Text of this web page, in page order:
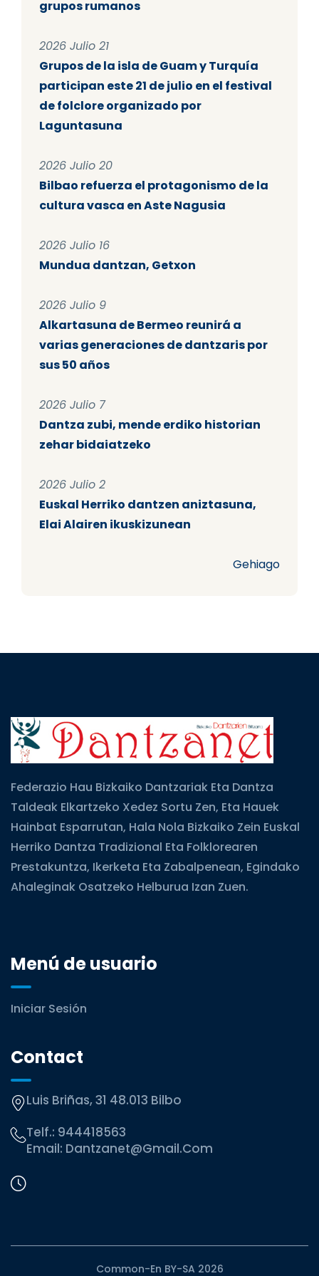
grupos rumanos
2026 Julio 21
Grupos de la isla de Guam y Turquía
participan este 21 de julio en el festival
de folclore organizado por
Laguntasuna
2026 Julio 20
Bilbao refuerza el protagonismo de la
cultura vasca en Aste Nagusia
2026 Julio 16
Mundua dantzan, Getxon
2026 Julio 9
Alkartasuna de Bermeo reunirá a
varias generaciones de dantzaris por
sus 50 años
2026 Julio 7
Dantza zubi, mende erdiko historian
zehar bidaiatzeko
2026 Julio 2
Euskal Herriko dantzen aniztasuna,
Elai Alairen ikuskizunean
Gehiago
Federazio Hau Bizkaiko Dantzariak Eta Dantza
Taldeak Elkartzeko Xedez Sortu Zen, Eta Hauek
Hainbat Esparrutan, Hala Nola Bizkaiko Zein Euskal
Herriko Dantza Tradizional Eta Folklorearen
Prestakuntza, Ikerketa Eta Zabalpenean, Egindako
Ahaleginak Osatzeko Helburua Izan Zuen.
Menú de usuario
Iniciar Sesión
Contact
Luis Briñas, 31 48.013 Bilbo
Telf.: 944418563
Email: Dantzanet@gmail.com
Common-En BY-SA 2026